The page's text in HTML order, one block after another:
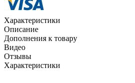
Характеристики
Описание
Дополнения к товару
Видео
Отзывы
Характеристики